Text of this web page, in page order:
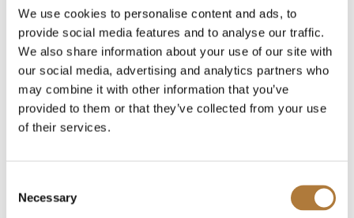
We use cookies to personalise content and ads, to
provide social media features and to analyse our traffic.
We also share information about your use of our site with
our social media, advertising and analytics partners who
may combine it with other information that you’ve
provided to them or that they’ve collected from your use
of their services.
Selection
Necessary
fokus på bostäder. K-Fastigheter äger 57,6 procent av Brinova
Fastigheter AB som är ett ledande fastighetsbolag i södra Sverige
med fokus på Öresundsregionen. Sedan november 2019 handlas
K-Fastigheters B-aktier på Nasdaq Stockholm (kortnamn: KFAST
B). Läs mer påk-fastigheter.se
Dokument för nedladdning